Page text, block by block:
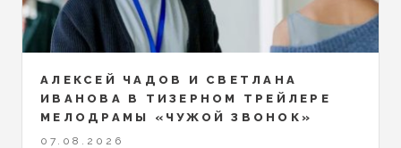
АЛЕКСЕЙ ЧАДОВ И СВЕТЛАНА
ИВАНОВА В ТИЗЕРНОМ ТРЕЙЛЕРЕ
МЕЛОДРАМЫ «ЧУЖОЙ ЗВОНОК»
07.08.2026